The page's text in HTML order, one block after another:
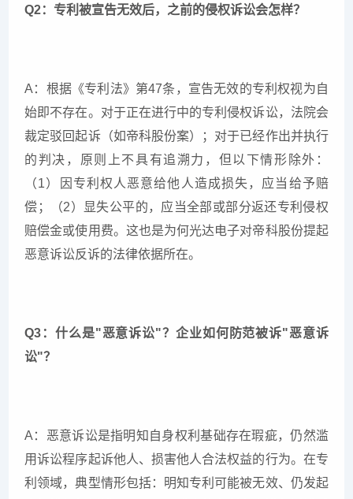
Q2：专利被宣告无效后，之前的侵权诉讼会怎样？
A：根据《专利法》第47条，宣告无效的专利权视为自
始即不存在。对于正在进行中的专利侵权诉讼，法院会
裁定驳回起诉（如帝科股份案）；对于已经作出并执行
的判决，原则上不具有追溯力，但以下情形除外：
（1）因专利权人恶意给他人造成损失，应当给予赔
偿；（2）显失公平的，应当全部或部分返还专利侵权
赔偿金或使用费。这也是为何光达电子对帝科股份提起
恶意诉讼反诉的法律依据所在。
Q3：什么是"恶意诉讼"？企业如何防范被诉"恶意诉
讼"？
A：恶意诉讼是指明知自身权利基础存在瑕疵，仍然滥
用诉讼程序起诉他人、损害他人合法权益的行为。在专
利领域，典型情形包括：明知专利可能被无效、仍发起